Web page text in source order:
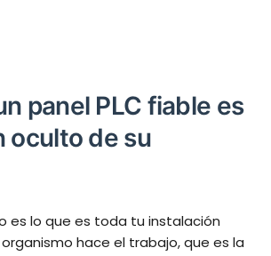
panel PLC fiable es
oculto de su
es lo que es toda tu instalación
hace el trabajo, que es la